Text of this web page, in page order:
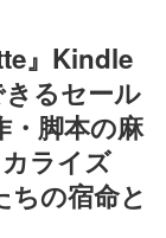
のエピソードをお
は、〈試験問題〉
きクリエイター達
ていきます。
』Kindle
るセール
・脚本の麻
ライズ
ちの宿命と